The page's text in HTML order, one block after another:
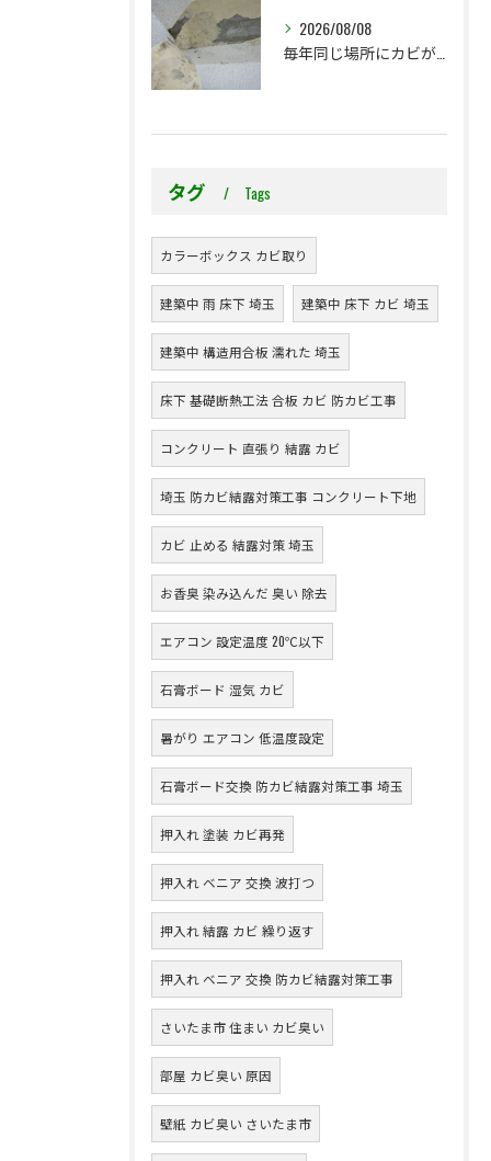
2026/08/08
タグ Tags
カラーボックス カビ取り
建築中 雨 床下 埼玉 建築中 床下 カビ 埼玉
建築中 構造用合板 濡れた 埼玉
床下 基礎断熱工法 合板 カビ 防カビ工事
コンクリート 直張り 結露 カビ
埼玉 防カビ結露対策工事 コンクリート下地
カビ 止める 結露対策 埼玉
お香臭 染み込んだ 臭い 除去
エアコン 設定温度 20℃以下
石膏ボード 湿気 カビ
暑がり エアコン 低温度設定
石膏ボード交換 防カビ結露対策工事 埼玉
押入れ 塗装 カビ再発
押入れ ベニア 交換 波打つ
押入れ 結露 カビ 繰り返す
押入れ ベニア 交換 防カビ結露対策工事
さいたま市 住まい カビ臭い
部屋 カビ臭い 原因
壁紙 カビ臭い さいたま市